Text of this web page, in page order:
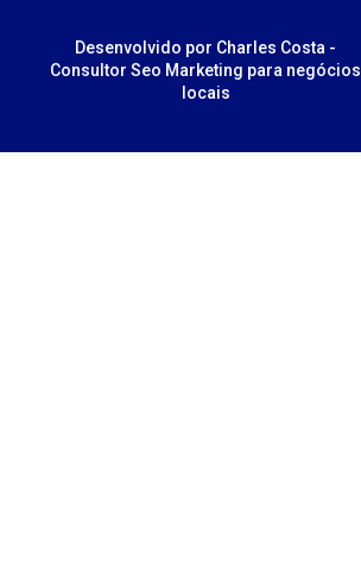
Desenvolvido por Charles Costa -
Consultor Seo Marketing para negócios
locais